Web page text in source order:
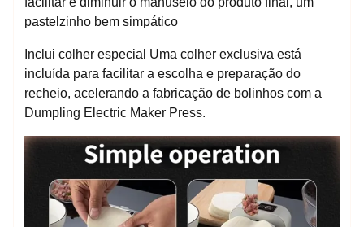
pastelzinho bem simpático
Inclui colher especial Uma colher exclusiva está
incluída para facilitar a escolha e preparação do
recheio, acelerando a fabricação de bolinhos com a
Dumpling Electric Maker Press.